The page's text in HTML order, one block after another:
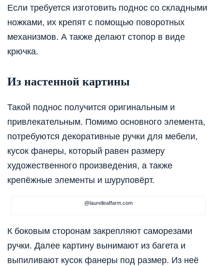
Если требуется изготовить поднос со складными
ножками, их крепят с помощью поворотных
механизмов. А также делают стопор в виде
крючка.
Из настенной картины
Такой поднос получится оригинальным и
привлекательным. Помимо основного элемента,
потребуются декоративные ручки для мебели,
кусок фанеры, который равен размеру
художественного произведения, а также
крепёжные элементы и шуруповёрт.
@laurelleaffarm.com
К боковым сторонам закрепляют саморезами
ручки. Далее картину вынимают из багета и
выпиливают кусок фанеры под размер. Из неё